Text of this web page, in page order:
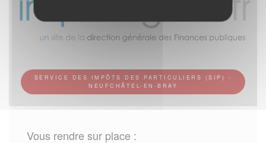
SERVICE DES IMPÔTS DES PARTICULIERS (SIP) -
NEUFCHÂTEL-EN-BRAY
Vous rendre sur place :